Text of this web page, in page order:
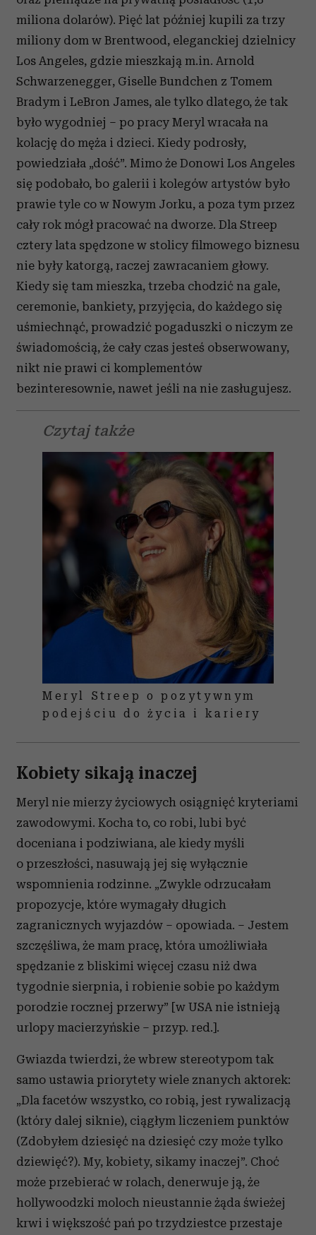
miliona dolarów). Pięć lat później kupili za trzy
miliony dom w Brentwood, eleganckiej dzielnicy
Los Angeles, gdzie mieszkają m.in. Arnold
Schwarzenegger, Giselle Bundchen z Tomem
Bradym i LeBron James, ale tylko dlatego, że tak
było wygodniej – po pracy Meryl wracała na
kolację do męża i dzieci. Kiedy podrosły,
powiedziała „dość”. Mimo że Donowi Los Angeles
się podobało, bo galerii i kolegów artystów było
prawie tyle co w Nowym Jorku, a poza tym przez
cały rok mógł pracować na dworze. Dla Streep
cztery lata spędzone w stolicy filmowego biznesu
nie były katorgą, raczej zawracaniem głowy.
Kiedy się tam mieszka, trzeba chodzić na gale,
ceremonie, bankiety, przyjęcia, do każdego się
uśmiechnąć, prowadzić pogaduszki o niczym ze
świadomością, że cały czas jesteś obserwowany,
nikt nie prawi ci komplementów
bezinteresownie, nawet jeśli na nie zasługujesz.
Czytaj także
Meryl Streep o pozytywnym
podejściu do życia i kariery
Kobiety sikają inaczej
Meryl nie mierzy życiowych osiągnięć kryteriami
zawodowymi. Kocha to, co robi, lubi być
doceniana i podziwiana, ale kiedy myśli
o przeszłości, nasuwają jej się wyłącznie
wspomnienia rodzinne. „Zwykle odrzucałam
propozycje, które wymagały długich
zagranicznych wyjazdów – opowiada. – Jestem
szczęśliwa, że mam pracę, która umożliwiała
spędzanie z bliskimi więcej czasu niż dwa
tygodnie sierpnia, i robienie sobie po każdym
porodzie rocznej przerwy” [w USA nie istnieją
urlopy macierzyńskie – przyp. red.].
Gwiazda twierdzi, że wbrew stereotypom tak
samo ustawia priorytety wiele znanych aktorek:
„Dla facetów wszystko, co robią, jest rywalizacją
(który dalej siknie), ciągłym liczeniem punktów
(Zdobyłem dziesięć na dziesięć czy może tylko
dziewięć?). My, kobiety, sikamy inaczej”. Choć
może przebierać w rolach, denerwuje ją, że
hollywoodzki moloch nieustannie żąda świeżej
krwi i większość pań po trzydziestce przestaje